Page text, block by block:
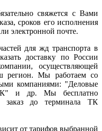
свяжется с Вами
сроков его исполнения
электронной почте.
для жд транспорта в
доставку по России
осуществляющей
регион. Мы работаем со
компаниями: "Деловые
и др. Мы бесплатно
заказ до терминала ТК
от тарифов выбранной